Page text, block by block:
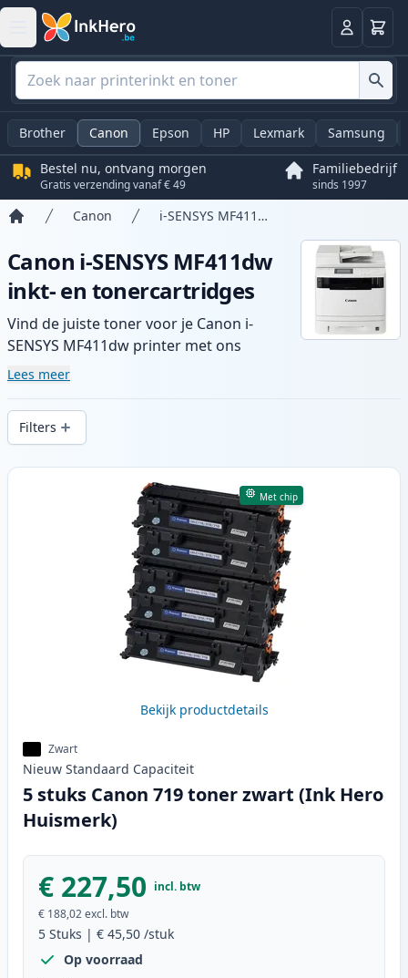
Log in
Brother Canon Epson HP Lexmark Samsung
Bestel nu, ontvang morgen
Gratis verzending vanaf € 49
Familiebedrijf
sinds 1997
Canon i-SENSYS MF411dw
Canon i-SENSYS MF411dw
inkt- en tonercartridges
Vind de juiste toner voor je Canon i-
SENSYS MF411dw printer met ons
assortiment compatibele en high-yield
printkwaliteit en snelle levering vanuit
lokale voorraad in .
Lees meer
Filters
Producten
Met chip
Bekijk productdetails
Zwart
Nieuw Standaard Capaciteit
5 stuks Canon 719 toner zwart (Ink Hero
Huismerk)
€ 227,50 incl. btw
€ 188,02excl. btw
5 Stuks | € 45,50 /stuk
Op voorraad